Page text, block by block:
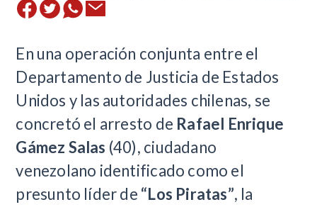
En una operación conjunta entre el
Departamento de Justicia de Estados
Unidos y las autoridades chilenas, se
concretó el arresto de Rafael Enrique
Gámez Salas (40), ciudadano
venezolano identificado como el
presunto líder de “Los Piratas”, la